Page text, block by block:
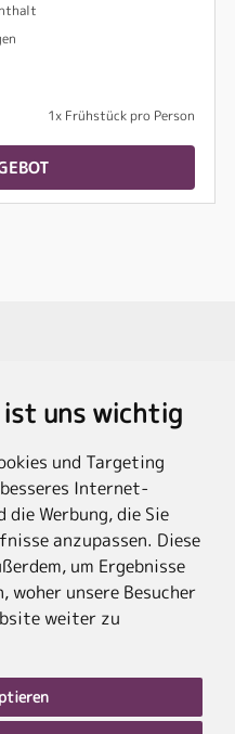
uns wichtig
und Targeting
Internet-
Werbung, die Sie
anzupassen. Diese
um Ergebnisse
woher unsere Besucher
weiter zu
1x Frühstück pro Person
der Hotels, bei
Einzelleistungen.